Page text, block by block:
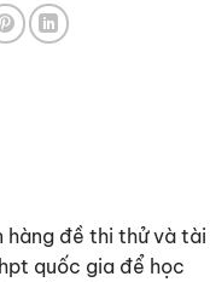
đề thi thử và tài
quốc gia để học